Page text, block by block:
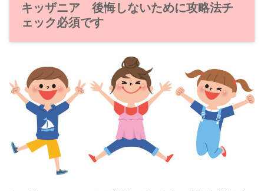
キッザニア 後悔しないために攻略法チ
ェック必須です